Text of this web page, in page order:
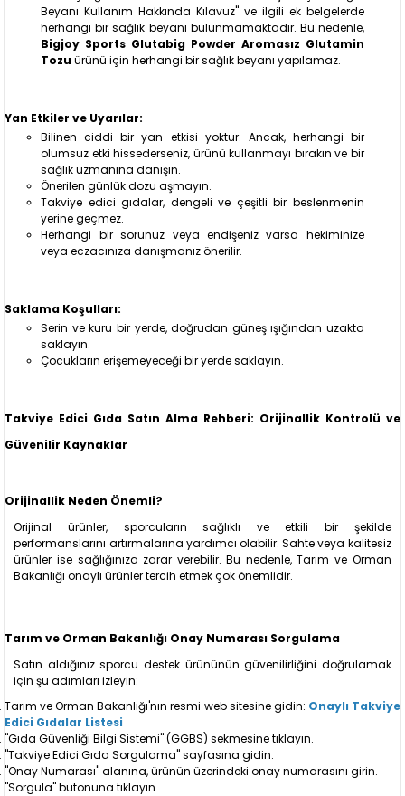
Beyanı Kullanım Hakkında Kılavuz" ve ilgili ek belgelerde
herhangi bir sağlık beyanı bulunmamaktadır. Bu nedenle,
Bigjoy Sports Glutabig Powder Aromasız Glutamin
Tozu ürünü için herhangi bir sağlık beyanı yapılamaz.
Yan Etkiler ve Uyarılar:
Bilinen ciddi bir yan etkisi yoktur. Ancak, herhangi bir
olumsuz etki hissederseniz, ürünü kullanmayı bırakın ve bir
sağlık uzmanına danışın.
Önerilen günlük dozu aşmayın.
Takviye edici gıdalar, dengeli ve çeşitli bir beslenmenin
yerine geçmez.
Herhangi bir sorunuz veya endişeniz varsa hekiminize
veya eczacınıza danışmanız önerilir.
Saklama Koşulları:
Serin ve kuru bir yerde, doğrudan güneş ışığından uzakta
saklayın.
Çocukların erişemeyeceği bir yerde saklayın.
Takviye Edici Gıda Satın Alma Rehberi: Orijinallik Kontrolü ve
Güvenilir Kaynaklar
Orijinallik Neden Önemli?
Orijinal ürünler, sporcuların sağlıklı ve etkili bir şekilde
performanslarını artırmalarına yardımcı olabilir. Sahte veya kalitesiz
ürünler ise sağlığınıza zarar verebilir. Bu nedenle, Tarım ve Orman
Bakanlığı onaylı ürünler tercih etmek çok önemlidir.
Tarım ve Orman Bakanlığı Onay Numarası Sorgulama
Satın aldığınız sporcu destek ürününün güvenilirliğini doğrulamak
için şu adımları izleyin:
Tarım ve Orman Bakanlığı'nın resmi web sitesine gidin: Onaylı Takviye
Edici Gıdalar Listesi
"Gıda Güvenliği Bilgi Sistemi" (GGBS) sekmesine tıklayın.
"Takviye Edici Gıda Sorgulama" sayfasına gidin.
"Onay Numarası" alanına, ürünün üzerindeki onay numarasını girin.
"Sorgula" butonuna tıklayın.